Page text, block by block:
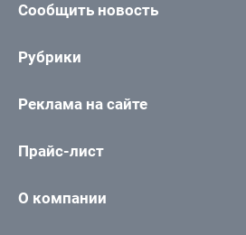
Сообщить новость
Рубрики
Реклама на сайте
Прайс-лист
О компании